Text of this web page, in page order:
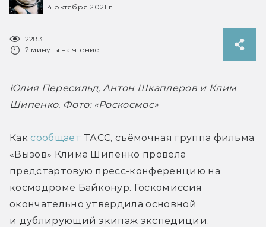
4 октября 2021 г.
2283
2 минуты на чтение
Юлия Пересильд, Антон Шкаплеров и Клим
Шипенко. Фото: «Роскосмос»
Как сообщает ТАСС, съёмочная группа фильма
«Вызов» Клима Шипенко провела
предстартовую пресс-конференцию на
космодроме Байконур. Госкомиссия
окончательно утвердила основной
и дублирующий экипаж экспедиции.